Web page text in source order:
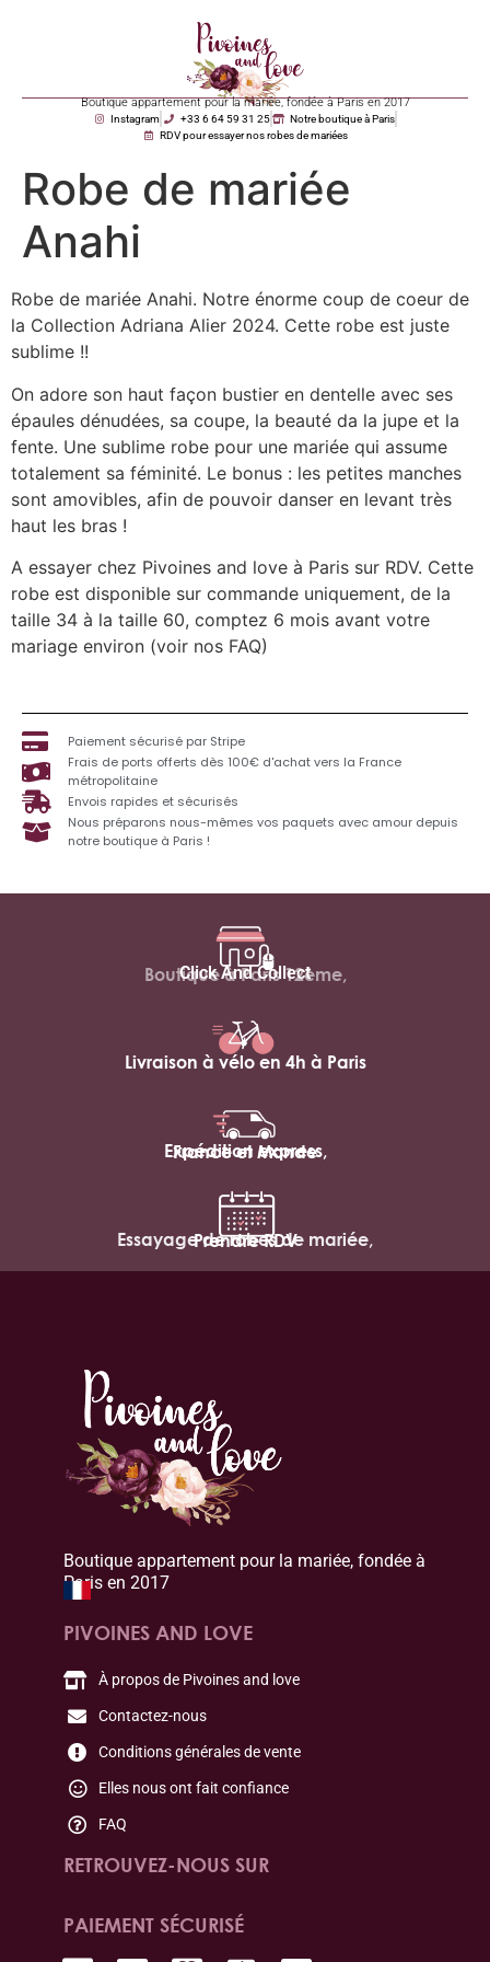
Boutique appartement pour la mariée, fondée à Paris en 2017
Instagram +33 6 64 59 31 25
Notre boutique à Paris
RDV pour essayer nos robes de mariées
Robe de mariée
Anahi
Robe de mariée Anahi. Notre énorme coup de coeur de
la Collection Adriana Alier 2024. Cette robe est juste
sublime !!
On adore son haut façon bustier en dentelle avec ses
épaules dénudées, sa coupe, la beauté da la jupe et la
fente. Une sublime robe pour une mariée qui assume
totalement sa féminité. Le bonus : les petites manches
sont amovibles, afin de pouvoir danser en levant très
haut les bras !
A essayer chez Pivoines and love à Paris sur RDV. Cette
robe est disponible sur commande uniquement, de la
taille 34 à la taille 60, comptez 6 mois avant votre
mariage environ (voir nos FAQ)
Paiement sécurisé par Stripe
Frais de ports offerts dès 100€ d'achat vers la France
métropolitaine
Envois rapides et sécurisés
Nous préparons nous-mêmes vos paquets avec amour depuis
notre boutique à Paris !
Click And Collect
Boutique à Paris 12ème,
Livraison à vélo en 4h à Paris
Expédition express,
France et Monde
Essayage de robes de mariée,
Prendre RDV
Boutique appartement pour la mariée, fondée à
Paris en 2017
PIVOINES AND LOVE
À propos de Pivoines and love
Contactez-nous
Conditions générales de vente
Elles nous ont fait confiance
FAQ
RETROUVEZ-NOUS SUR
PAIEMENT SÉCURISÉ